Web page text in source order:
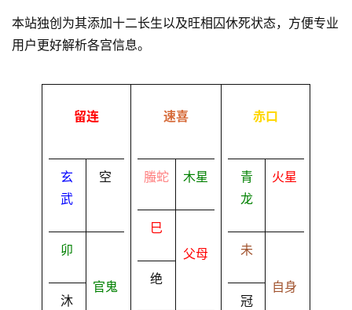
本站独创为其添加十二长生以及旺相囚休死状态，方便专业
用户更好解析各宫信息。
留连
玄
武
空
卯
沐
官鬼
速喜
螣蛇 木星
巳
绝
父母
赤口
青
龙
火星
未
冠
自身